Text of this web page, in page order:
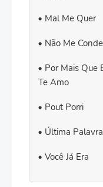
Mal Me Quer
Não Me
Por Mais Que
Te Amo
Pout Porri
Última Palavra
Você Já Era